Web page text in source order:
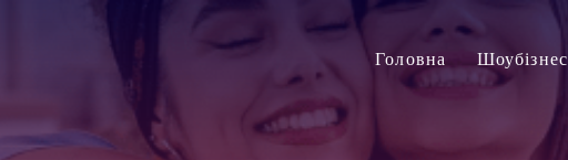
Головна Шоубізнес